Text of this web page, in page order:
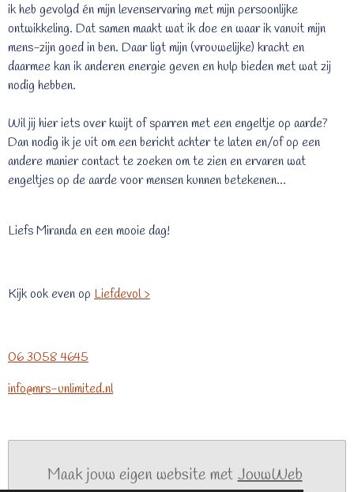
ik heb gevolgd én mijn levenservaring met mijn persoonlijke
ontwikkeling. Dat samen maakt wat ik doe en waar ik vanuit mijn
mens-zijn goed in ben. Daar ligt mijn (vrouwelijke) kracht en
daarmee kan ik anderen energie geven en hulp bieden met wat zij
nodig hebben.
Wil jij hier iets over kwijt of sparren met een engeltje op aarde?
Dan nodig ik je uit om een bericht achter te laten en/of op een
andere manier contact te zoeken om te zien en ervaren wat
engeltjes op de aarde voor mensen kunnen betekenen...
Liefs Miranda en een mooie dag!
Kijk ook even op Liefdevol >
06 3058 4645
info@mrs-unlimited.nl
Maak jouw eigen website met JouwWeb